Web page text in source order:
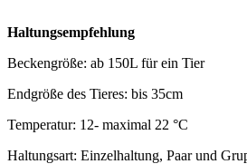
Haltungsempfehlung
Beckengröße: ab 150L für ein Tier
Endgröße des Tieres: bis 35cm
Temperatur: 12- maximal 22 °C
Haltungsart: Einzelhaltung, Paar und